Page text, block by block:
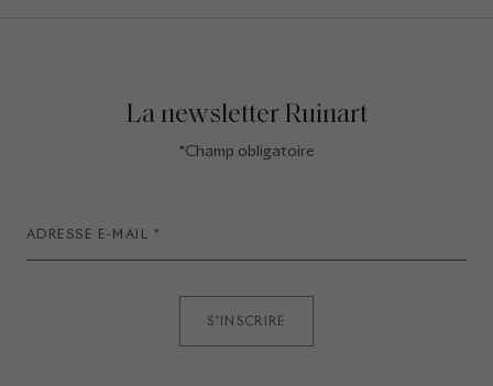
La newsletter Ruinart
*Champ obligatoire
S'INSCRIRE